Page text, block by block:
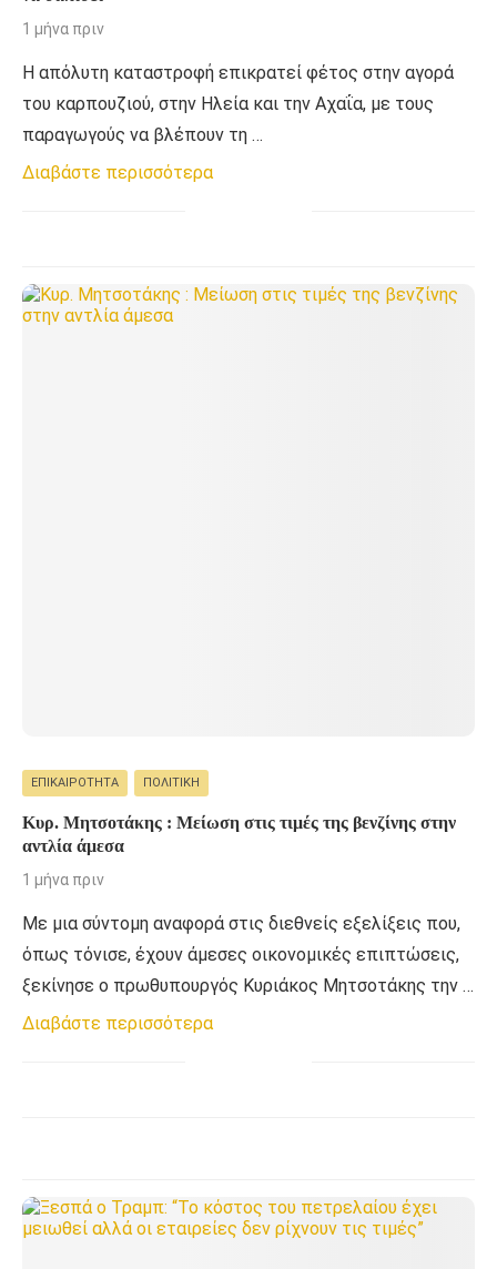
1 μήνα πριν
Η απόλυτη καταστροφή επικρατεί φέτος στην αγορά
του καρπουζιού, στην Ηλεία και την Αχαΐα, με τους
παραγωγούς να βλέπουν τη …
Διαβάστε περισσότερα
ΕΠΙΚΑΙΡΌΤΗΤΑ ΠΟΛΙΤΙΚΉ
Κυρ. Μητσοτάκης : Μείωση στις τιμές της βενζίνης στην
αντλία άμεσα
1 μήνα πριν
Με μια σύντομη αναφορά στις διεθνείς εξελίξεις που,
όπως τόνισε, έχουν άμεσες οικονομικές επιπτώσεις,
ξεκίνησε ο πρωθυπουργός Κυριάκος Μητσοτάκης την …
Διαβάστε περισσότερα